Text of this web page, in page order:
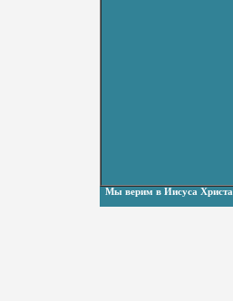
Мы верим в Иисуса Христа